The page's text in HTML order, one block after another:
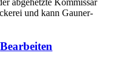
und kann Gauner-
Bearbeiten